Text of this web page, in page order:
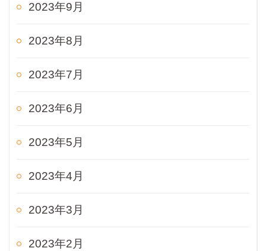
2023年9月
2023年8月
2023年7月
2023年6月
2023年5月
2023年4月
2023年3月
2023年2月